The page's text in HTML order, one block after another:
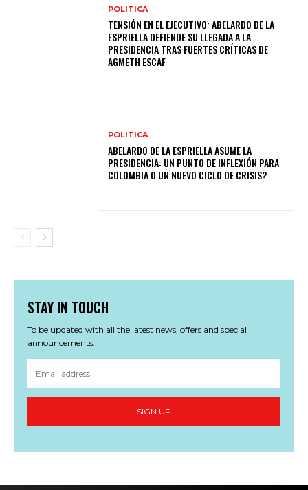
POLITICA
TENSIÓN EN EL EJECUTIVO: ABELARDO DE LA
ESPRIELLA DEFIENDE SU LLEGADA A LA
PRESIDENCIA TRAS FUERTES CRÍTICAS DE
AGMETH ESCAF
POLITICA
ABELARDO DE LA ESPRIELLA ASUME LA
PRESIDENCIA: UN PUNTO DE INFLEXIÓN PARA
COLOMBIA O UN NUEVO CICLO DE CRISIS?
STAY IN TOUCH
To be updated with all the latest news, offers and special
announcements.
SIGN UP